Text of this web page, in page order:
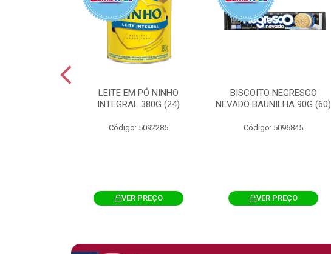
LEITE EM PÓ NINHO
INTEGRAL 380G (24)
Código: 5092285
VER PREÇO
BISCOITO NEGRESCO
NEVADO BAUNILHA 90G (60)
Código: 5096845
VER PREÇO